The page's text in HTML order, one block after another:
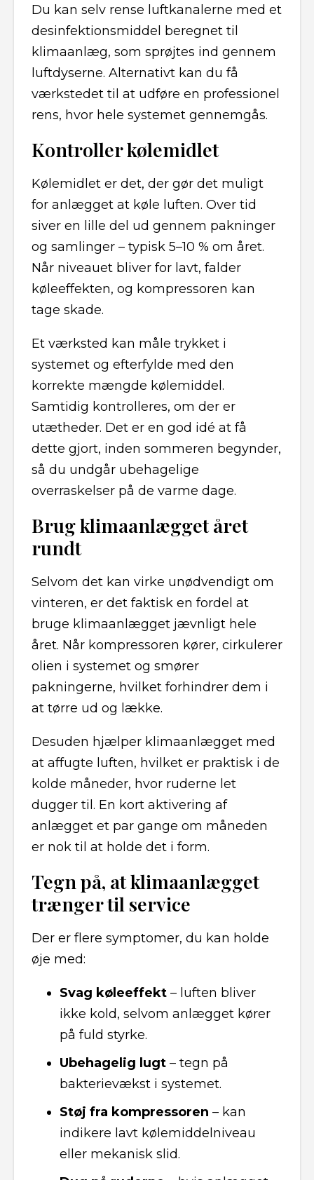
Du kan selv rense luftkanalerne med et
desinfektionsmiddel beregnet til
klimaanlæg, som sprøjtes ind gennem
luftdyserne. Alternativt kan du få
værkstedet til at udføre en professionel
rens, hvor hele systemet gennemgås.
Kontroller kølemidlet
Kølemidlet er det, der gør det muligt
for anlægget at køle luften. Over tid
siver en lille del ud gennem pakninger
og samlinger – typisk 5–10 % om året.
Når niveauet bliver for lavt, falder
køleeffekten, og kompressoren kan
tage skade.
Et værksted kan måle trykket i
systemet og efterfylde med den
korrekte mængde kølemiddel.
Samtidig kontrolleres, om der er
utætheder. Det er en god idé at få
dette gjort, inden sommeren begynder,
så du undgår ubehagelige
overraskelser på de varme dage.
Brug klimaanlægget året
rundt
Selvom det kan virke unødvendigt om
vinteren, er det faktisk en fordel at
bruge klimaanlægget jævnligt hele
året. Når kompressoren kører, cirkulerer
olien i systemet og smører
pakningerne, hvilket forhindrer dem i
at tørre ud og lække.
Desuden hjælper klimaanlægget med
at affugte luften, hvilket er praktisk i de
kolde måneder, hvor ruderne let
dugger til. En kort aktivering af
anlægget et par gange om måneden
er nok til at holde det i form.
Tegn på, at klimaanlægget
trænger til service
Der er flere symptomer, du kan holde
øje med:
Svag køleeffekt – luften bliver
ikke kold, selvom anlægget kører
på fuld styrke.
Ubehagelig lugt – tegn på
bakterievækst i systemet.
Støj fra kompressoren – kan
indikere lavt kølemiddelniveau
eller mekanisk slid.